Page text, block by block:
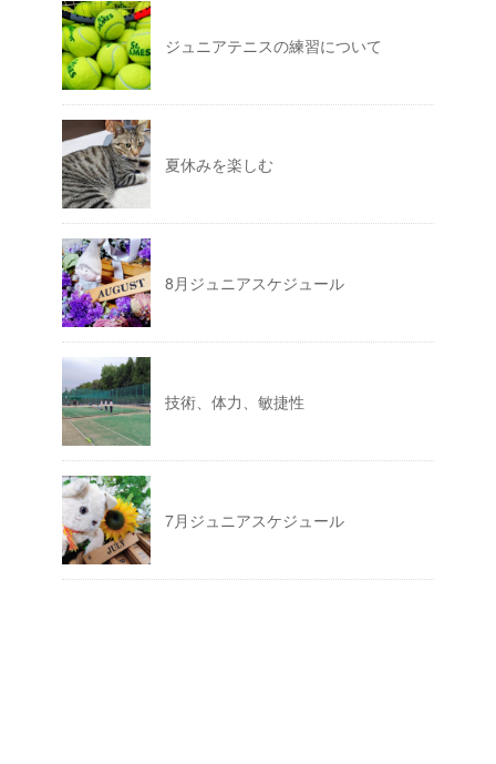
ジュニアテニスの練習について
夏休みを楽しむ
8月ジュニアスケジュール
技術、体力、敏捷性
7月ジュニアスケジュール